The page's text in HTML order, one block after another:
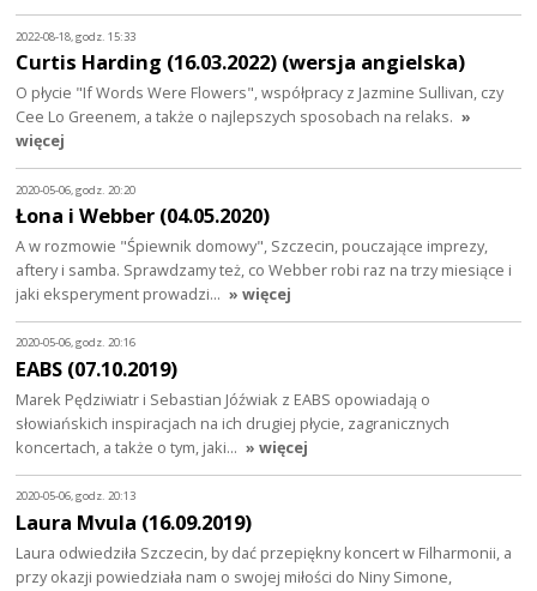
2022-08-18, godz. 15:33
Curtis Harding (16.03.2022) (wersja angielska)
O płycie "If Words Were Flowers", współpracy z Jazmine Sullivan, czy
Cee Lo Greenem, a także o najlepszych sposobach na relaks. »
więcej
2020-05-06, godz. 20:20
Łona i Webber (04.05.2020)
A w rozmowie "Śpiewnik domowy", Szczecin, pouczające imprezy,
aftery i samba. Sprawdzamy też, co Webber robi raz na trzy miesiące i
jaki eksperyment prowadzi… » więcej
2020-05-06, godz. 20:16
EABS (07.10.2019)
Marek Pędziwiatr i Sebastian Jóźwiak z EABS opowiadają o
słowiańskich inspiracjach na ich drugiej płycie, zagranicznych
koncertach, a także o tym, jaki… » więcej
2020-05-06, godz. 20:13
Laura Mvula (16.09.2019)
Laura odwiedziła Szczecin, by dać przepiękny koncert w Filharmonii, a
przy okazji powiedziała nam o swojej miłości do Niny Simone,